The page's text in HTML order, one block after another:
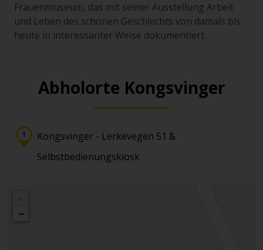
Frauenmuseum, das mit seiner Ausstellung Arbeit
und Leben des schönen Geschlechts von damals bis
heute in interessanter Weise dokumentiert.
Abholorte Kongsvinger
Kongsvinger - Lerkevegen 51 &
Selbstbedienungskiosk
−